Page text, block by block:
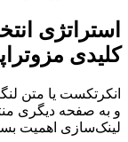
استراتژی
کلیدی
انکرتکست یا متن
و به صفحه دیگری
لینک‌سازی اهمیت